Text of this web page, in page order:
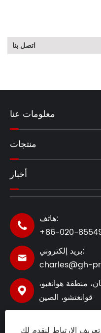
اتصل بنا
معلومات عنا
منتجات
أخبار

هاتف:
+86-020-

بريد إلكتروني:
charles@gh-

بايهسان، منطقة هوانغبو،
قوانغتشو، الصين